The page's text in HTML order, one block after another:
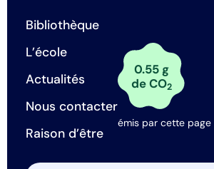
Bibliothèque
L’école
Actualités
Nous contacter
Raison d’être
0.55 g
de CO2
émis par cette page